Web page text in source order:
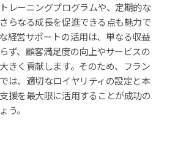
レーニングプログラムや、定期的な
らなる成長を促進できる点も魅力で
経営サポートの活用は、単なる収益
ず、顧客満足度の向上やサービスの
きく貢献します。そのため、フラン
は、適切なロイヤリティの設定と本
援を最大限に活用することが成功の
う。